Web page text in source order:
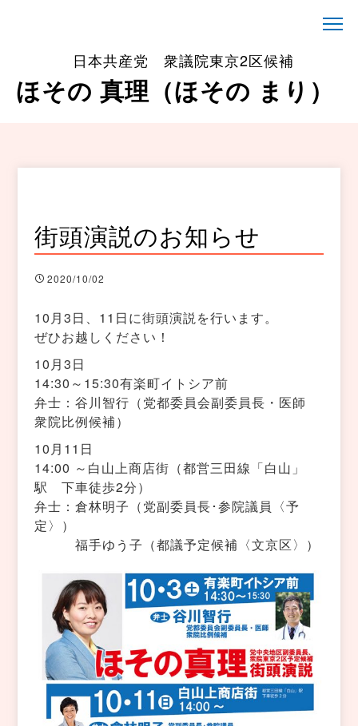
日本共産党 衆議院東京2区候補
ほその 真理（ほその まり）
街頭演説のお知らせ
2020/10/02
10月3日、11日に街頭演説を行います。
ぜひお越しください！
10月3日
14:30～15:30有楽町イトシア前
弁士：谷川智行（党都委員会副委員長・医師
衆院比例候補）
10月11日
14:00 ～白山上商店街（都営三田線「白山」
駅 下車徒歩2分）
弁士：倉林明子（党副委員長･参院議員〈予
定〉）
福手ゆう子（都議予定候補〈文京区〉）